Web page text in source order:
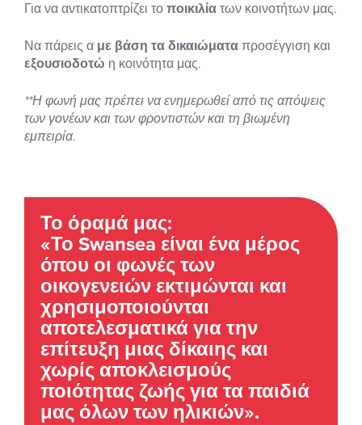
Για να αντικατοπτρίζει το ποικιλία των κοινοτήτων μας.
Να πάρεις α με βάση τα δικαιώματα προσέγγιση και
εξουσιοδοτώ η κοινότητα μας.
**Η φωνή μας πρέπει να ενημερωθεί από τις απόψεις
των γονέων και των φροντιστών και τη βιωμένη
εμπειρία.
Το όραμά μας:
«Το Swansea είναι ένα μέρος
όπου οι φωνές των
οικογενειών εκτιμώνται και
χρησιμοποιούνται
αποτελεσματικά για την
επίτευξη μιας δίκαιης και
χωρίς αποκλεισμούς
ποιότητας ζωής για τα παιδιά
μας όλων των ηλικιών».